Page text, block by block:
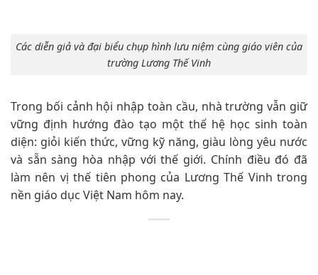
Các diễn giả và đại biểu chụp hình lưu niệm cùng giáo viên của
trường Lương Thế Vinh
Trong bối cảnh hội nhập toàn cầu, nhà trường vẫn giữ
vững định hướng đào tạo một thế hệ học sinh toàn
diện: giỏi kiến thức, vững kỹ năng, giàu lòng yêu nước
và sẵn sàng hòa nhập với thế giới. Chính điều đó đã
làm nên vị thế tiên phong của Lương Thế Vinh trong
nền giáo dục Việt Nam hôm nay.